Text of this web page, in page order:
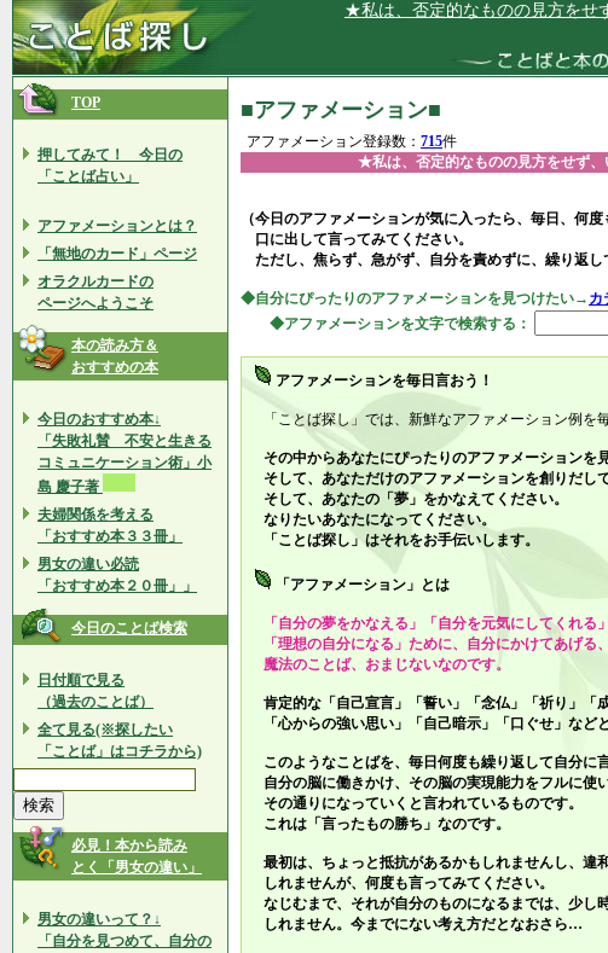
★私は、否定的なものの見方をせず、いつ
TOP
押してみて！ 今日の
「ことば占い」
アファメーションとは？
「無地のカード」ページ
オラクルカードの
ページへようこそ
本の読み方＆
おすすめの本
今日のおすすめ本↓
「失敗礼賛 不安と生きる
コミュニケーション術」小
島 慶子著
夫婦関係を考える
「おすすめ本３３冊」
男女の違い必読
「おすすめ本２０冊」」
今日のことば検索
日付順で見る
（過去のことば）
全て見る(※探したい
「ことば」はコチラから)
必見！本から読み
とく「男女の違い」
男女の違いって？↓
「自分を見つめて、自分の
■アファメーション■
アファメーション登録数： 715件
★私は、否定的なものの見方をせず
（今日のアファメーションが気に入ったら、毎日、何度
口に出して言ってみてください。
ただし、焦らず、急がず、自分を責めずに、繰り返し
◆自分にぴったりのアファメーションを見つけたい→ カ
◆アファメーションを文字で検索する：
アファメーションを毎日言おう！
「ことば探し」では、新鮮なアファメーション例を
その中からあなたにぴったりのアファメーションを
そして、あなただけのアファメーションを創りだして
そして、あなたの「夢」をかなえてください。
なりたいあなたになってください。
「ことば探し」はそれをお手伝いします。
「アファメーション」とは
「自分の夢をかなえる」「自分を元気にしてくれる」
「理想の自分になる」ために、自分にかけてあげる、
魔法のことば、おまじないなのです。
肯定的な「自己宣言」「誓い」「念仏」「祈り」「
「心からの強い思い」「自己暗示」「口ぐせ」 など
このようなことばを、毎日何度も繰り返して自分に
自分の脳に働きかけ、その脳の実現能力をフルに使い
その通りになっていくと言われているものです。
これは「言ったもの勝ち」なのです。
最初は、ちょっと抵抗があるかもしれませんし、違
しれませんが、何度も言ってみてください。
なじむまで、それが自分のものになるまでは、少し
しれません。今までにない考え方だとなおさら…